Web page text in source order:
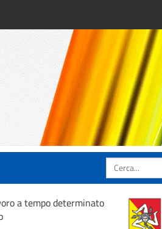
Cerca
a tempo determinato